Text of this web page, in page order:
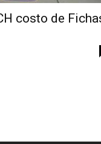
costo de